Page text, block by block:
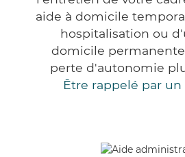
aide à domicile
hospitalisation ou
domicile
perte d'autonomie
Être rappelé par